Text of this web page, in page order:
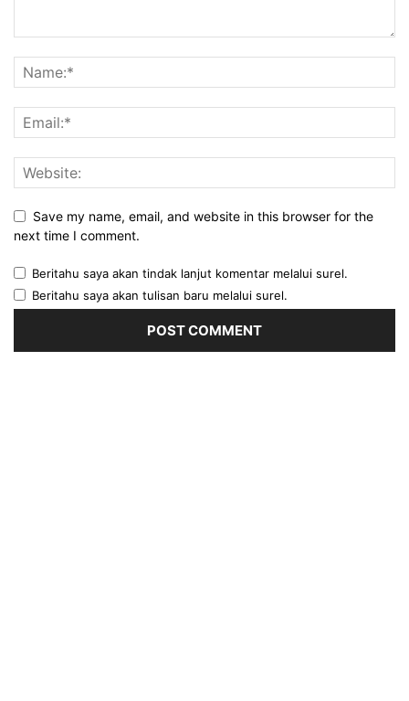
Save my name, email, and website in this browser for the
next time I comment.
Beritahu saya akan tindak lanjut komentar melalui surel.
Beritahu saya akan tulisan baru melalui surel.